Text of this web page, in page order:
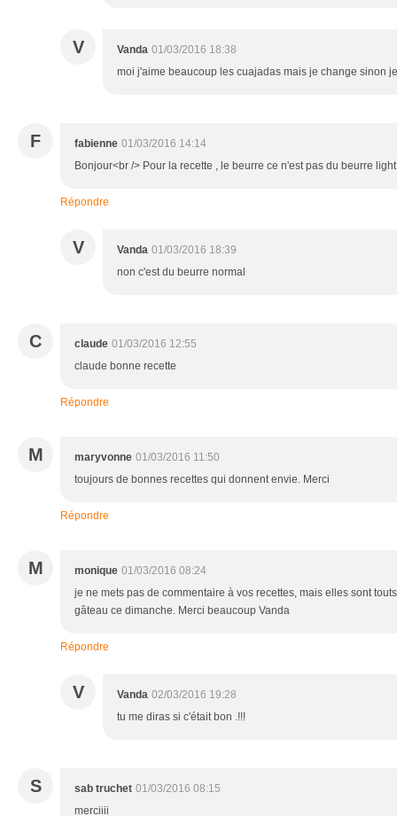
V Vanda 01/03/2016 18:38
moi j'aime beaucoup les cuajadas mais je change sinon
F fabienne 01/03/2016 14:14
Bonjour<br /> Pour la recette , le beurre ce n'est pas du beurre
Répondre
V Vanda 01/03/2016 18:39
non c'est du beurre normal
C claude 01/03/2016 12:55
claude bonne recette
Répondre
M maryvonne 01/03/2016 11:50
toujours de bonnes recettes qui donnent envie. Merci
Répondre
M monique 01/03/2016 08:24
je ne mets pas de commentaire à vos recettes, mais elles sont
gâteau ce dimanche. Merci beaucoup Vanda
Répondre
V Vanda 02/03/2016 19:28
tu me diras si c'était bon .!!!
S sab truchet 01/03/2016 08:15
merciiii